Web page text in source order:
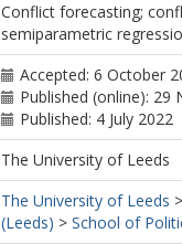
Conflict forecasting;
semiparametric
Accepted: 6 October
Published (online): 29
Published: 4 July 2022
The University of Leeds
The University of Leeds >
(Leeds) > School of